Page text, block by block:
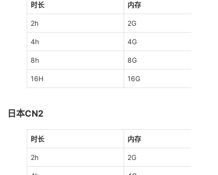
时长 内存
2h 2G
4h 4G
8h 8G
16H 16G
日本CN2
时长 内存
2h 2G